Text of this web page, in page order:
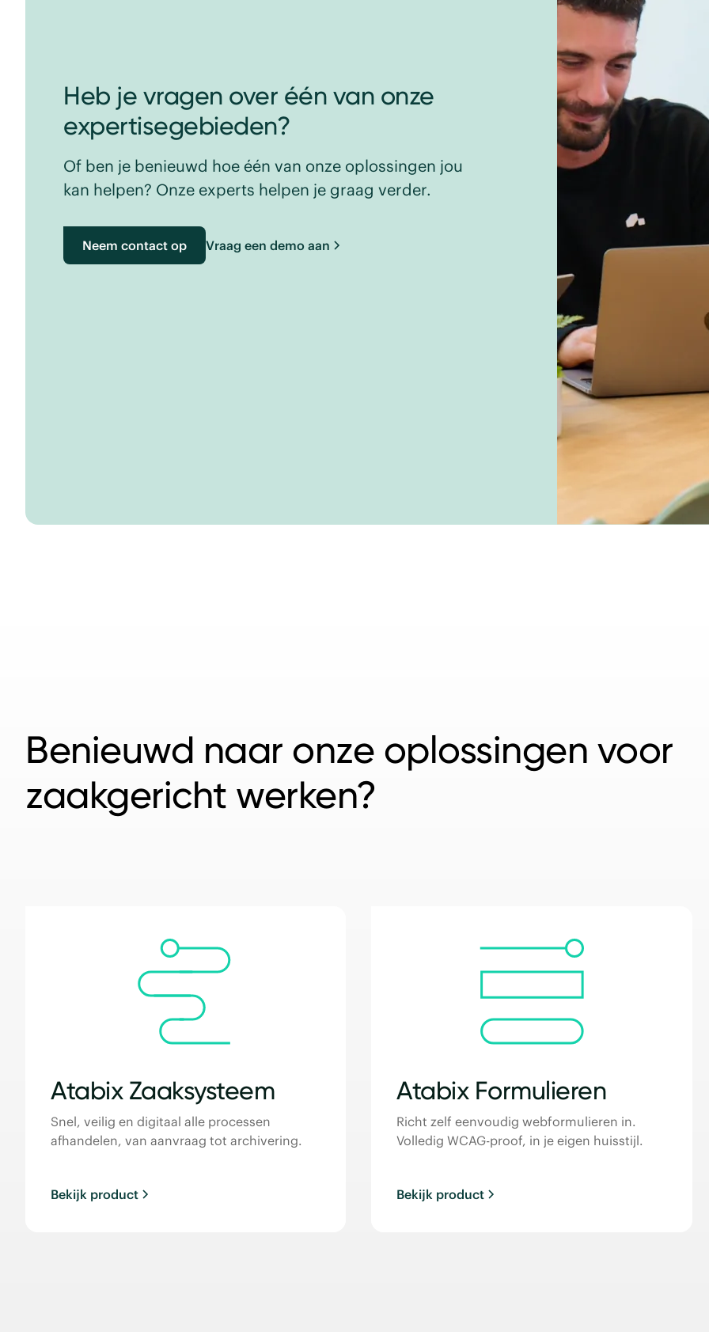
Heb je vragen over één van onze
expertisegebieden?
Of ben je benieuwd hoe één van onze oplossingen jou
kan helpen? Onze experts helpen je graag verder.
Neem contact op Vraag een demo aan
Benieuwd naar onze oplossingen voor
zaakgericht werken?
Atabix Zaaksysteem
Snel, veilig en digitaal alle processen
afhandelen, van aanvraag tot archivering.
Bekijk product
Atabix Formulieren
Richt zelf eenvoudig webformulieren in.
Volledig WCAG-proof, in je eigen huisstijl.
Bekijk product